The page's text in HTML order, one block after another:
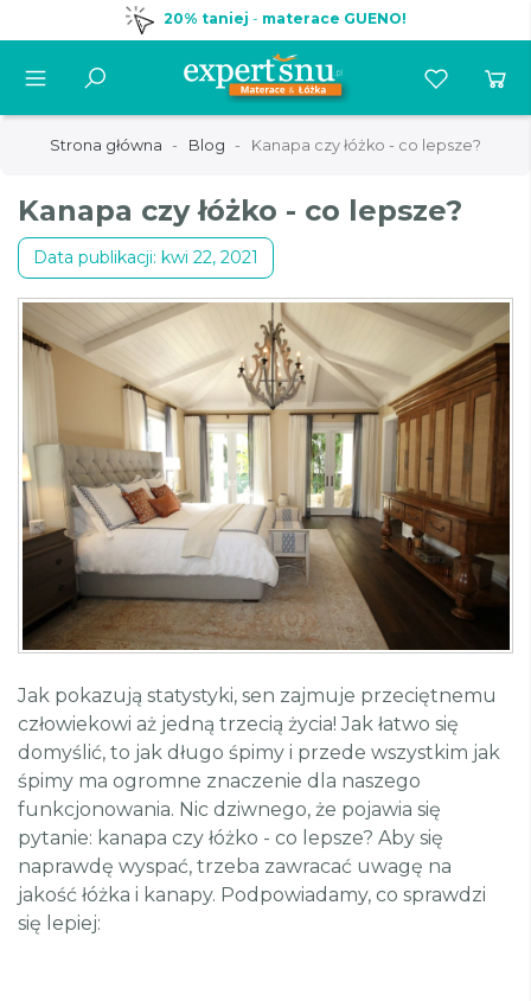
20% taniej - materace GUENO!
Strona główna Blog Kanapa czy łóżko - co lepsze?
Kanapa czy łóżko - co lepsze?
Data publikacji: kwi 22, 2021
Jak pokazują statystyki, sen zajmuje przeciętnemu
człowiekowi aż jedną trzecią życia! Jak łatwo się
domyślić, to jak długo śpimy i przede wszystkim jak
śpimy ma ogromne znaczenie dla naszego
funkcjonowania. Nic dziwnego, że pojawia się
pytanie: kanapa czy łóżko - co lepsze? Aby się
naprawdę wyspać, trzeba zawracać uwagę na
jakość łóżka i kanapy. Podpowiadamy, co sprawdzi
się lepiej: